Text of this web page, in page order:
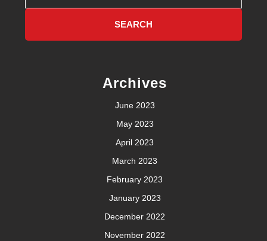
Archives
June 2023
May 2023
April 2023
March 2023
February 2023
January 2023
December 2022
November 2022